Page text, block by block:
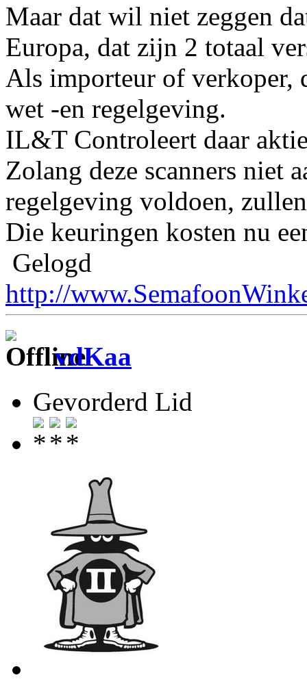
Maar dat wil niet zeggen
Europa, dat zijn 2 totaal
Als importeur of verkoper,
wet -en regelgeving.
IL&T Controleert daar
Zolang deze scanners niet
regelgeving voldoen,
Die keuringen kosten nu
Gelogd
http://
vdKaa
Gevorderd Lid